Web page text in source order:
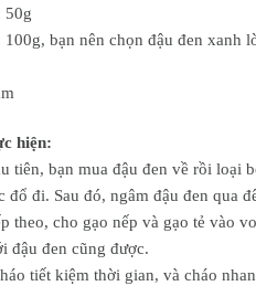
50g
bạn nên chọn đậu đen xanh
hiện:
tiên, bạn mua đậu đen về rồi loại
đổ đi. Sau đó, ngâm đậu đen qua
theo, cho gạo nếp và gạo tẻ vào
đậu đen cũng được.
tiết kiệm thời gian, và cháo